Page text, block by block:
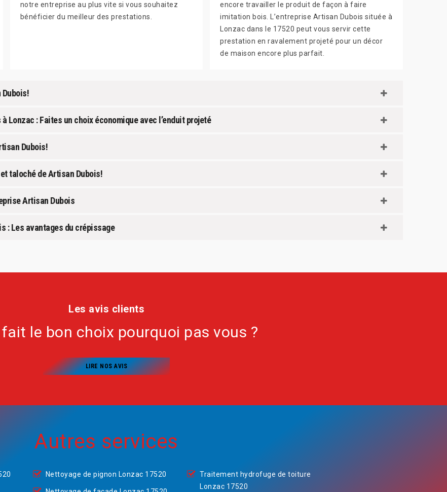
notre entreprise au plus vite si vous souhaitez
bénéficier du meilleur des prestations.
encore travailler le produit de façon à faire
imitation bois. L’entreprise Artisan Dubois située à
Lonzac dans le 17520 peut vous servir cette
prestation en ravalement projeté pour un décor
de maison encore plus parfait.
Lonzac : Faites un choix économique avec l’enduit projeté
Dubois!
taloché de Artisan Dubois!
Artisan Dubois
: Les avantages du crépissage
Les avis clients
le bon choix pourquoi pas vous ?
LIRE NOS AVIS
Autres services
Nettoyage de pignon Lonzac 17520
Traitement hydrofuge de toiture
Lonzac 17520